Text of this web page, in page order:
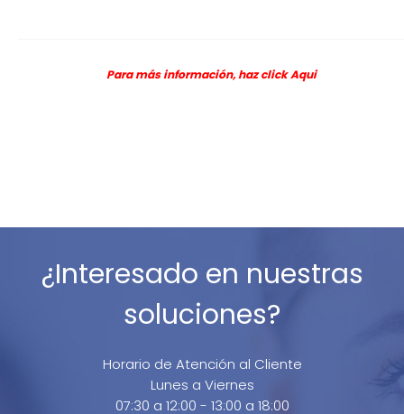
Para más información, haz clickAqui
¿Interesado en nuestras
soluciones?
Horario de Atención al Cliente
Lunes a Viernes
07:30 a 12:00 - 13:00 a 18:00